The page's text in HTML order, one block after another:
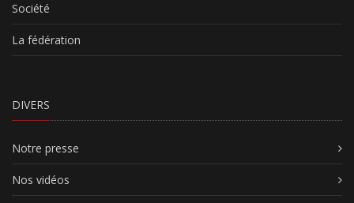
Société
La fédération
DIVERS
Notre presse
Nos vidéos